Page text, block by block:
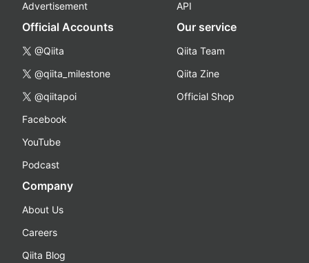
Advertisement
API
Official Accounts
@Qiita
@qiita_milestone
@qiitapoi
Facebook
YouTube
Podcast
Our service
Qiita Team
Qiita Zine
Official Shop
Company
About Us
Careers
Qiita Blog